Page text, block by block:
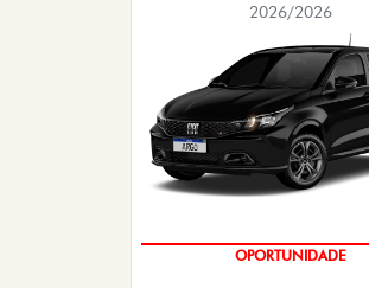
2026/2026
BÔNUS DE 6 MIL REAIS